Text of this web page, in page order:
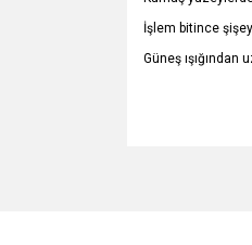
İşlem bitince
Güneş ışığından